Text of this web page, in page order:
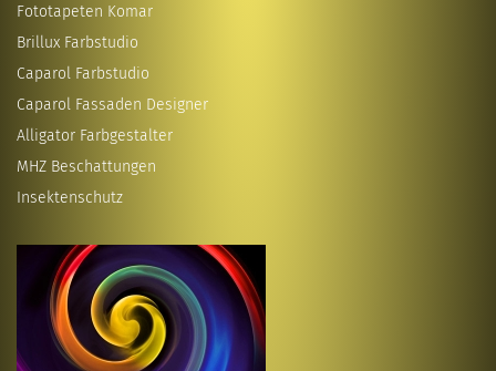
Fototapeten Komar
Brillux Farbstudio
Caparol Farbstudio
Caparol Fassaden Designer
Alligator Farbgestalter
MHZ Beschattungen
Insektenschutz